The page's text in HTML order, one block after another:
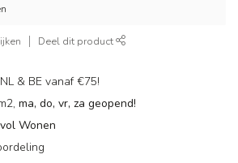
Deel dit product
& BE vanaf €75!
ma, do, vr, za geopend!
Wonen